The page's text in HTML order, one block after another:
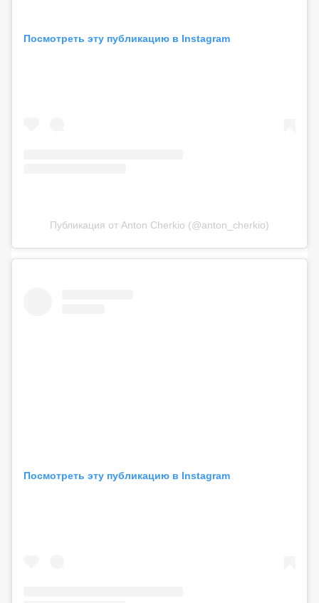
Посмотреть эту публикацию в Instagram
Публикация от Anton Cherkio (@anton_cherkio)
Посмотреть эту публикацию в Instagram